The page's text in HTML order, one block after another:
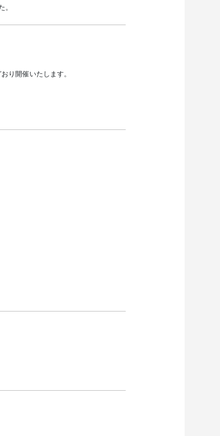
。
り開催いたします。